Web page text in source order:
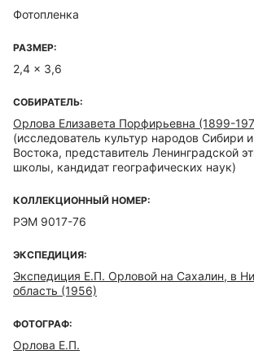
Фотопленка
РАЗМЕР:
2,4 x 3,6
СОБИРАТЕЛЬ:
Орлова Елизавета Порфирьевна (1899-
(исследователь культур народов Сибири
Востока, представитель Ленинградской
школы, кандидат географических наук)
КОЛЛЕКЦИОННЫЙ НОМЕР:
РЭМ 9017-76
ЭКСПЕДИЦИЯ:
Экспедиция Е.П. Орловой на Сахалин, в
область (1956)
ФОТОГРАФ:
Орлова Е.П.